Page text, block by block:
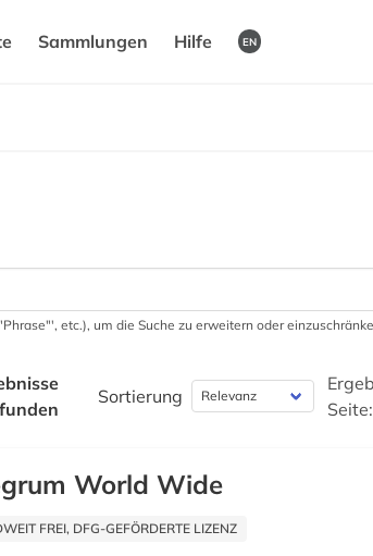
Sammlungen Hilfe EN
etc.), um die Suche zu erweitern oder
Sortierung
Seite:
World Wide
FREI, DFG-GEFÖRDERTE LIZENZ